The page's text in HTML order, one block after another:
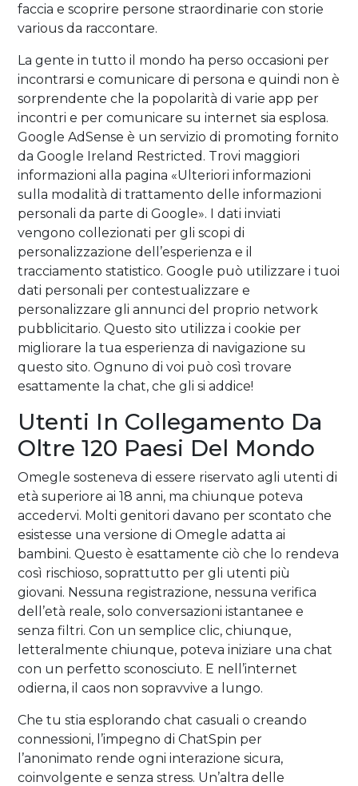
faccia e scoprire persone straordinarie con storie
various da raccontare.
La gente in tutto il mondo ha perso occasioni per
incontrarsi e comunicare di persona e quindi non è
sorprendente che la popolarità di varie app per
incontri e per comunicare su internet sia esplosa.
Google AdSense è un servizio di promoting fornito
da Google Ireland Restricted. Trovi maggiori
informazioni alla pagina «Ulteriori informazioni
sulla modalità di trattamento delle informazioni
personali da parte di Google». I dati inviati
vengono collezionati per gli scopi di
personalizzazione dell’esperienza e il
tracciamento statistico. Google può utilizzare i tuoi
dati personali per contestualizzare e
personalizzare gli annunci del proprio network
pubblicitario. Questo sito utilizza i cookie per
migliorare la tua esperienza di navigazione su
questo sito. Ognuno di voi può così trovare
esattamente la chat, che gli si addice!
Utenti In Collegamento Da
Oltre 120 Paesi Del Mondo
Omegle sosteneva di essere riservato agli utenti di
età superiore ai 18 anni, ma chiunque poteva
accedervi. Molti genitori davano per scontato che
esistesse una versione di Omegle adatta ai
bambini. Questo è esattamente ciò che lo rendeva
così rischioso, soprattutto per gli utenti più
giovani. Nessuna registrazione, nessuna verifica
dell’età reale, solo conversazioni istantanee e
senza filtri. Con un semplice clic, chiunque,
letteralmente chiunque, poteva iniziare una chat
con un perfetto sconosciuto. E nell’internet
odierna, il caos non sopravvive a lungo.
Che tu stia esplorando chat casuali o creando
connessioni, l’impegno di ChatSpin per
l’anonimato rende ogni interazione sicura,
coinvolgente e senza stress. Un’altra delle